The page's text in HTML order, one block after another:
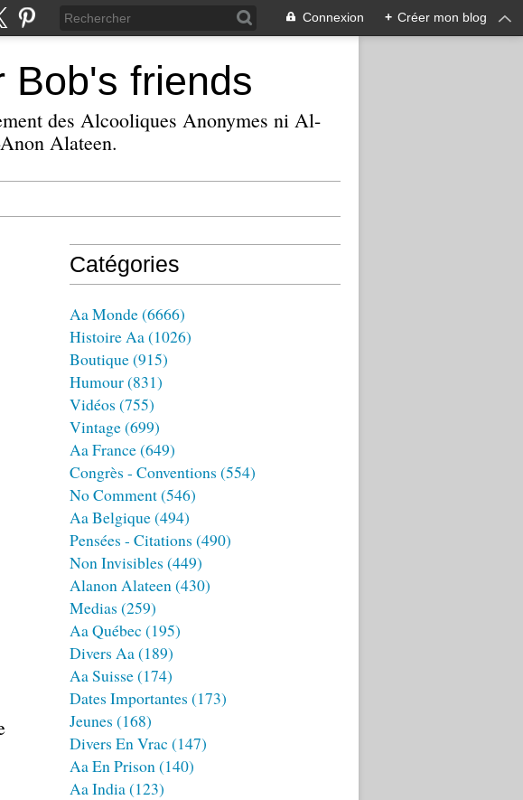
Connexion + Créer mon blog
Bob's friends
des Alcooliques Anonymes ni Al-
Alateen.
Catégories
Aa Monde(6666)
Histoire Aa(1026)
Boutique(915)
Humour(831)
Vidéos (755)
Vintage(699)
Aa France(649)
Congrès - Conventions (554)
No Comment(546)
Aa Belgique(494)
Pensées - Citations (490)
Non Invisibles (449)
Alanon Alateen(430)
Medias (259)
Aa Québec (195)
Divers Aa(189)
Aa Suisse(174)
Dates Importantes (173)
Jeunes (168)
Divers En Vrac (147)
Aa En Prison(140)
Aa India(123)